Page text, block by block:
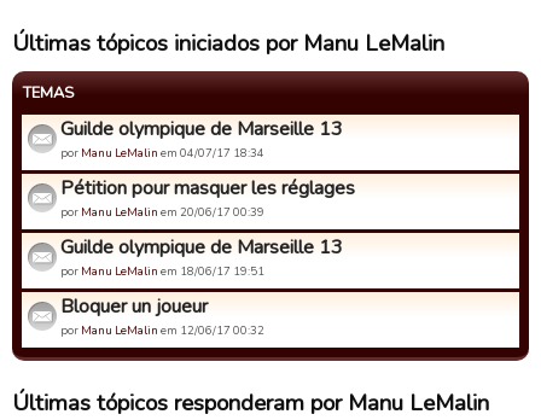
Últimas tópicos iniciados por Manu LeMalin
TEMAS
Guilde olympique de Marseille 13
por Manu LeMalin em 04/07/17 18:34
Pétition pour masquer les réglages
por Manu LeMalin em 20/06/17 00:39
Guilde olympique de Marseille 13
por Manu LeMalin em 18/06/17 19:51
Bloquer un joueur
por Manu LeMalin em 12/06/17 00:32
Últimas tópicos responderam por Manu LeMalin